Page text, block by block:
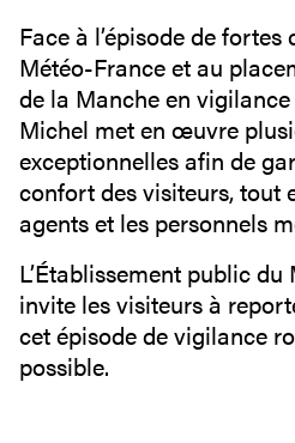
Face à l’épisode de
Météo-France et au
de la Manche en
Michel met en œuvre
exceptionnelles afin de
confort des visiteurs, tout
agents et les personnels
L’Établissement public
invite les visiteurs à
cet épisode de vigilance
possible.